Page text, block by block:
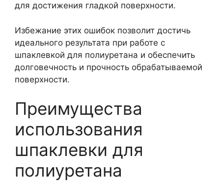
для достижения гладкой поверхности.
Избежание этих ошибок позволит достичь
идеального результата при работе с
шпаклевкой для полиуретана и обеспечить
долговечность и прочность обрабатываемой
поверхности.
Преимущества
использования
шпаклевки для
полиуретана